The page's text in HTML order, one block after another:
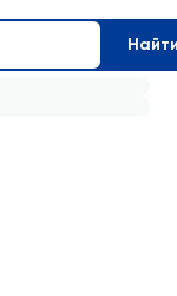
Найти